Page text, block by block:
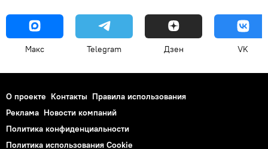
Макс Telegram Дзен VK
О проекте Контакты Правила использования
Реклама Новости компаний
Политика конфиденциальности
Политика использования Cookie